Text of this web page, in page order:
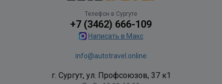
Телефон в Сургуте
+7 (3462) 666-109
Написать в Макс
info@autotravel.online
г. Сургут, ул. Профсоюзов, 37 к1